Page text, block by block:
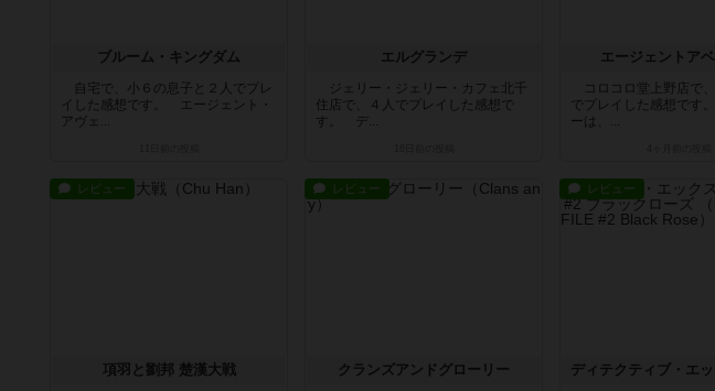
ブルーム・キングダム
自宅で、小６の息子と２人でプレ
イした感想です。 エージェント・
アヴェ...
エルグランデ
ジェリー・ジェリー・カフェ北千
住店で、４人でプレイした感想で
す。 デ...
エージェントア
コロコロ堂上野店で、
でプレイした感想です
ーは、...
レビュー
項羽と劉邦 楚漢大戦
レビュー
クランズアンドグローリー
レビュー